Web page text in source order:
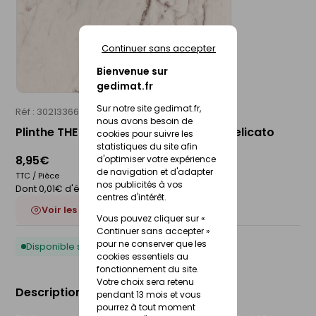
Bienvenue sur
gedimat.fr
Sur notre site gedimat.fr,
nous avons besoin de
cookies pour suivre les
statistiques du site afin
d'optimiser votre expérience
de navigation et d'adapter
nos publicités à vos
centres d'intérêt.
Vous pouvez cliquer sur «
Continuer sans accepter »
pour ne conserver que les
cookies essentiels au
fonctionnement du site.
Votre choix sera retenu
pendant 13 mois et vous
pourrez à tout moment
Continuer sans accepter
Réf : 30213366 IMOLA
Plinthe THE ROOM 6 x 60 cm - cremo delicato
8,95€
TTC / Pièce
Dont 0,01€ d'éco-participation
Voir les 5 déclinaisons
Disponible sous 10 jours
Description du produit